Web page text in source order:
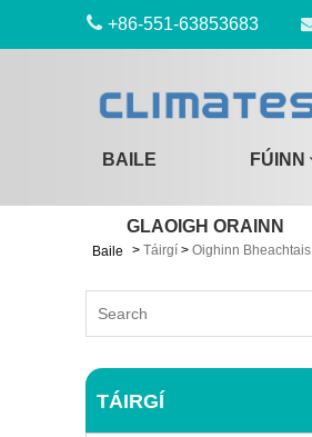
+86-551-63853683
BAILE FÚINN
GLAOIGH ORAINN
Baile > Táirgí > Oighinn Bheachtais
TÁIRGÍ